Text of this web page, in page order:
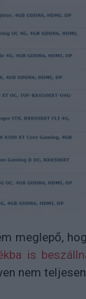
meglepő,
is
nem